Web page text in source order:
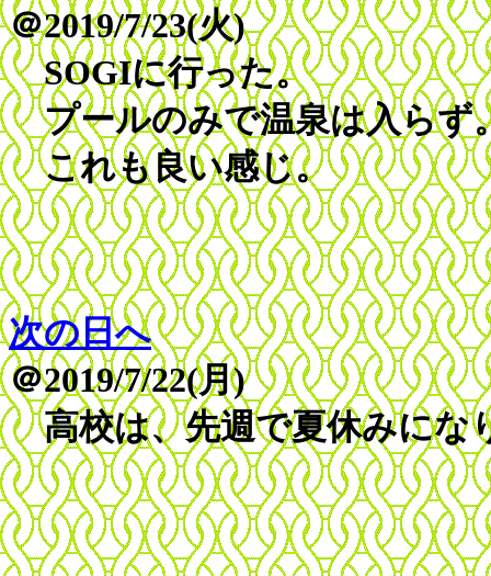
＠2019/7/23(火)
SOGIに行った。
プールのみで温泉は入らず
これも良い感じ。
次の日へ
＠2019/7/22(月)
高校は、先週で夏休みにな